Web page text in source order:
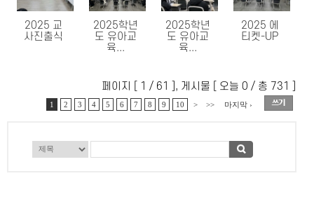
2025 교
사진출식
2025학년
도 유아교
육...
2025학년
도 유아교
육...
2025 에
티켓-UP
페이지 [ 1 / 61 ], 게시물 [ 오늘 0 / 총 731 ]
1 2 3 4 5 6 7 8 9 10 > >> 마지막 ›